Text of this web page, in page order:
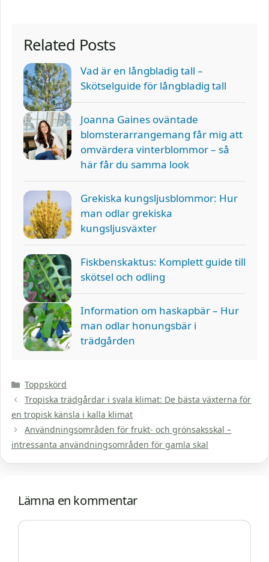
Related Posts
Vad är en långbladig tall –
Skötselguide för långbladig tall
Joanna Gaines oväntade
blomsterarrangemang får mig att
omvärdera vinterblommor – så
här får du samma look
Grekiska kungsljusblommor: Hur
man odlar grekiska
kungsljusväxter
Fiskbenskaktus: Komplett guide till
skötsel och odling
Information om haskapbär – Hur
man odlar honungsbär i
trädgården
Kategorier
Toppskörd
Tropiska trädgårdar i svala klimat: De bästa växterna för
en tropisk känsla i kalla klimat
Användningsområden för frukt- och grönsaksskal –
intressanta användningsområden för gamla skal
Lämna en kommentar
Kommentar